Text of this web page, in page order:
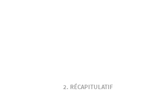
RÉCAPITULATIF